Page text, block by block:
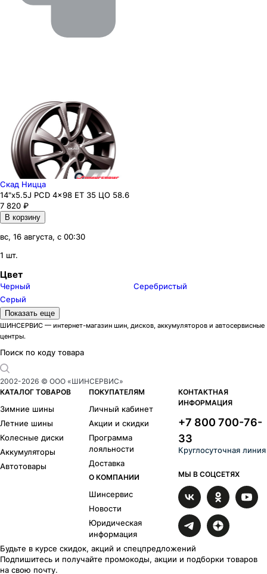
Скад Ницца
14"x5.5J PCD 4x98 ЕТ 35 ЦО 58.6
7 820 ₽
В корзину
вс, 16 августа, с 00:30
1 шт.
Цвет
Черный
Серебристый
Серый
Модели дисков Скад
Адмирал 3
Акита
Акула 2
Аллигатор
Амиата 6
Амстердам 1
Атакор 33
Атлант 1
Авилис 29
Челси 108
Дели
15
Показать еще
ШИНСЕРВИС — интернет-магазин шин, дисков, аккумуляторов и автосервисные
центры.
Поиск по коду товара
2002-2026 © ООО «ШИНСЕРВИС»
КАТАЛОГ ТОВАРОВ
Зимние шины
Летние шины
Колесные диски
Аккумуляторы
Автотовары
ПОКУПАТЕЛЯМ
Личный кабинет
Акции и скидки
Программа
лояльности
Доставка
О КОМПАНИИ
Шинсервис
Новости
Юридическая
информация
КОНТАКТНАЯ
ИНФОРМАЦИЯ
+7 800 700-76-
33
Круглосуточная линия
МЫ В СОЦСЕТЯХ
Будьте в курсе скидок, акций и спецпредложений
Подпишитесь и получайте промокоды, акции и подборки товаров
на свою почту.